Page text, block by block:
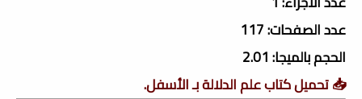
عدد الصفحات: 117
الحجم بالميجا: 2.01
📥 تحميل كتاب علم الدلالة بـ الأسفل.